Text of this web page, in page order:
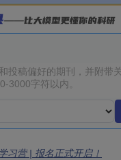
习营 | 报名正式开启！